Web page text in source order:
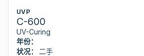
UVP
C-600
UV-Curing
年份：
状况：
二手